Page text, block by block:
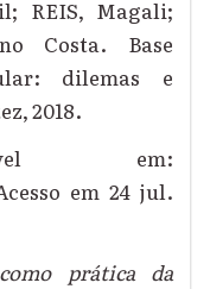
REIS, Magali;
Costa. Base
dilemas e
2018.
em:
em 24 jul.
prática da